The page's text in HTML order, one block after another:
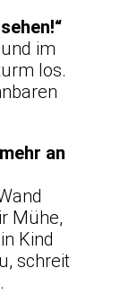
im
los.
an
Mühe,
Kind
schreit